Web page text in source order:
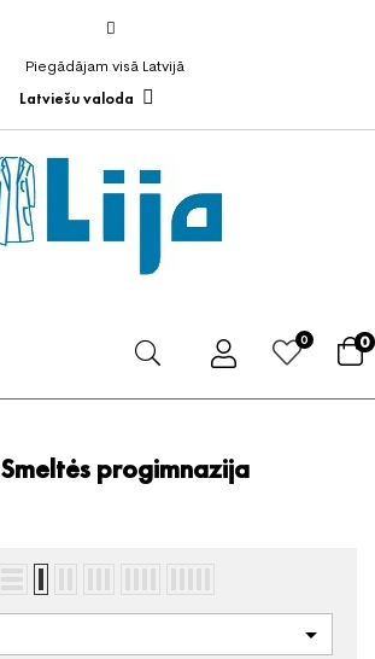
Piegādājam visā Latvijā
Latviešu valoda
0 0
progimnazija
